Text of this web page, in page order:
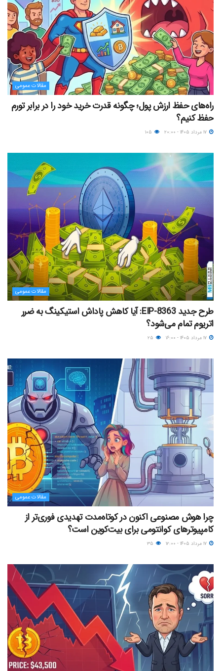
مقالات عمومی
راه‌های حفظ ارزش پول؛ چگونه قدرت خرید خود را در برابر تورم
حفظ کنیم؟
مقالات عمومی
طرح جدید EIP-8363: آیا کاهش پاداش استیکینگ به ضرر
اتریوم تمام می‌شود؟
مقالات عمومی
چرا هوش مصنوعی اکنون در کوتاه‌مدت تهدیدی فوری‌تر از
کامپیوترهای کوانتومی برای بیت‌کوین است؟